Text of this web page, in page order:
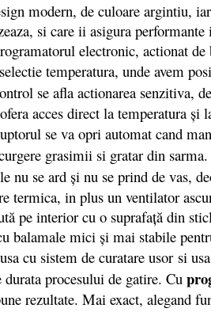
modern, de culoare argintiu,
si care ii asigura
electronic, actionat
temperatura, unde avem
se afla actionarea senzitiva,
acces direct la temperatura
se va opri automat cand
grasimii si gratar din
nu se ard şi nu se prind de vas,
termica, in plus un ventilator
pe interior cu o suprafaţă din
balamale mici şi mai stabile
cu sistem de curatare usor si
procesului de gatire. Cu
rezultate. Mai exact, alegand